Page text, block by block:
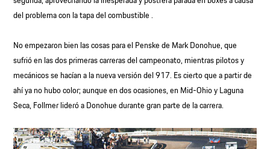
del problema con la tapa del combustible .
No empezaron bien las cosas para el Penske de Mark Donohue, que
sufrió en las dos primeras carreras del campeonato, mientras pilotos y
mecánicos se hacían a la nueva versión del 917. Es cierto que a partir de
ahí ya no hubo color; aunque en dos ocasiones, en Mid-Ohio y Laguna
Seca, Follmer lideró a Donohue durante gran parte de la carrera.